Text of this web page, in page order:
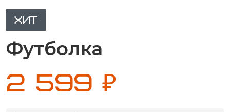
ХИТ
Футболка
2 599 ₽